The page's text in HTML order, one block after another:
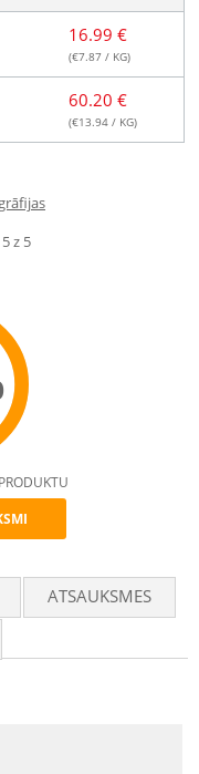
16.99 €
(€7.87 / KG)
60.20 €
(€13.94 / KG)
5 z 5
ATSAUKSMES